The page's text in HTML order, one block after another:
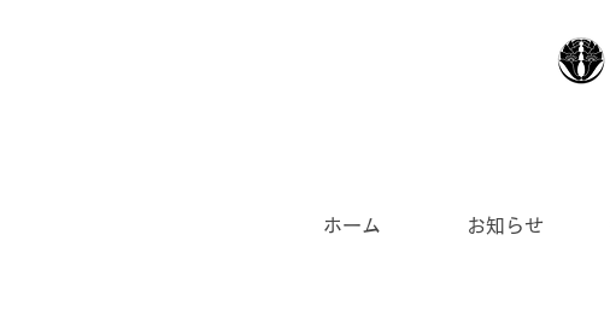
ホーム お知らせ